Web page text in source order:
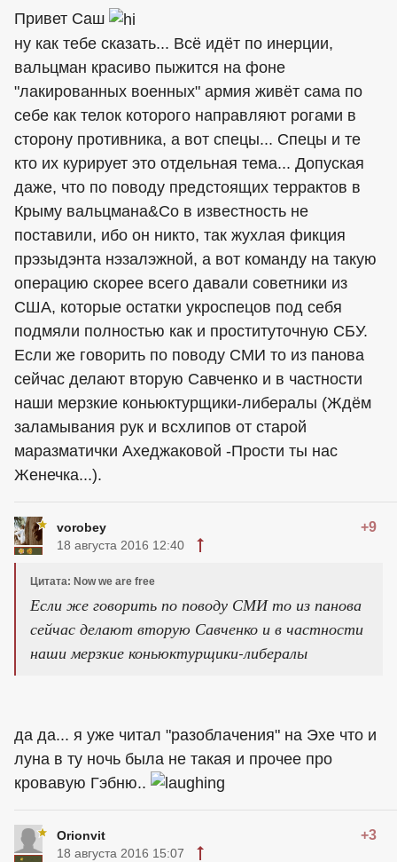
Привет Саш
ну как тебе сказать... Всё идёт по инерции,
вальцман красиво пыжится на фоне
"лакированных военных" армия живёт сама по
себе как телок которого направляют рогами в
сторону противника, а вот спецы... Спецы и те
кто их курирует это отдельная тема... Допуская
даже, что по поводу предстоящих террактов в
Крыму вальцмана&Со в известность не
поставили, ибо он никто, так жухлая фикция
прэзыдэнта нэзалэжной, а вот команду на такую
операцию скорее всего давали советники из
США, которые остатки укроспецов под себя
подмяли полностью как и проституточную СБУ.
Если же говорить по поводу СМИ то из панова
сейчас делают вторую Савченко и в частности
наши мерзкие коньюктурщики-либералы (Ждём
заламывания рук и всхлипов от старой
маразматички Ахеджаковой -Прости ты нас
Женечка...).
vorobey +9
18 августа 2016 12:40
Цитата: Now we are free
Если же говорить по поводу СМИ то из панова
сейчас делают вторую Савченко и в частности
наши мерзкие коньюктурщики-либералы
да да... я уже читал "разоблачения" на Эхе что и
луна в ту ночь была не такая и прочее про
кровавую Гэбню..
Orionvit +3
18 августа 2016 15:07